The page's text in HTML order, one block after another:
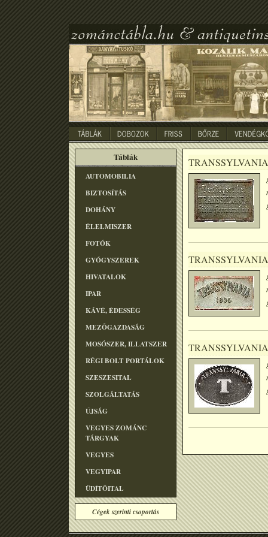
Táblák
AUTOMOBILIA
BIZTOSÍTÁS
DOHÁNY
ÉLELMISZER
FOTÓK
GYÓGYSZEREK
HIVATALOK
IPAR
KÁVÉ, ÉDESSÉG
MEZÕGAZDASÁG
MOSÓSZER, ILLATSZER
RÉGI BOLT PORTÁLOK
SZESZESITAL
SZOLGÁLTATÁS
ÚJSÁG
VEGYES ZOMÁNC
TÁRGYAK
VEGYES
VEGYIPAR
ÜDÍTÕITAL
Cégek szerinti csoportás
TRANSSYLVANIA
TRANSSYLVANIA
TRANSSYLVANIA